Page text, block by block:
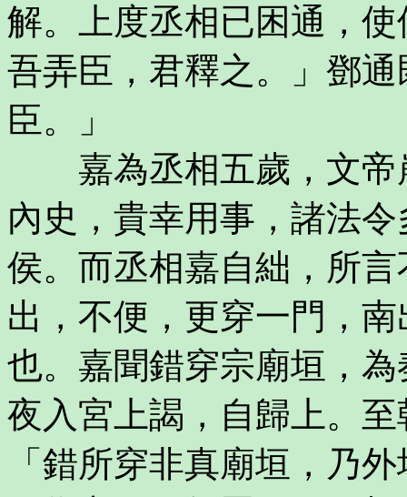
解。上度丞相已困通，
吾弄臣，君釋之。」鄧
臣。」
嘉為丞相五歲，文帝
內史，貴幸用事，諸法
侯。而丞相嘉自絀，所
出，不便，更穿一門，
也。嘉聞錯穿宗廟垣，
夜入宮上謁，自歸上。
「錯所穿非真廟垣，乃